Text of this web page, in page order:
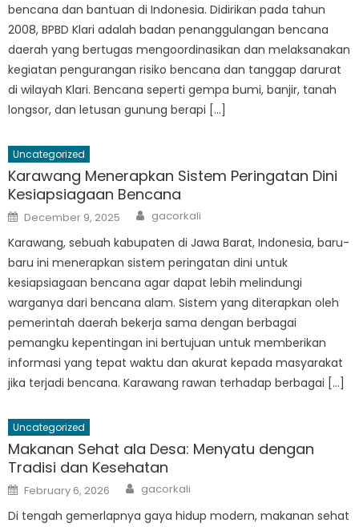
bencana dan bantuan di Indonesia. Didirikan pada tahun
2008, BPBD Klari adalah badan penanggulangan bencana
daerah yang bertugas mengoordinasikan dan melaksanakan
kegiatan pengurangan risiko bencana dan tanggap darurat
di wilayah Klari. Bencana seperti gempa bumi, banjir, tanah
longsor, dan letusan gunung berapi […]
Uncategorized
Karawang Menerapkan Sistem Peringatan Dini
Kesiapsiagaan Bencana
Posted
on
December 9, 2025 Author
gacorkali
Karawang, sebuah kabupaten di Jawa Barat, Indonesia, baru-
baru ini menerapkan sistem peringatan dini untuk
kesiapsiagaan bencana agar dapat lebih melindungi
warganya dari bencana alam. Sistem yang diterapkan oleh
pemerintah daerah bekerja sama dengan berbagai
pemangku kepentingan ini bertujuan untuk memberikan
informasi yang tepat waktu dan akurat kepada masyarakat
jika terjadi bencana. Karawang rawan terhadap berbagai […]
Uncategorized
Makanan Sehat ala Desa: Menyatu dengan
Tradisi dan Kesehatan
Posted
on
February 6, 2026 Author
gacorkali
Di tengah gemerlapnya gaya hidup modern, makanan sehat